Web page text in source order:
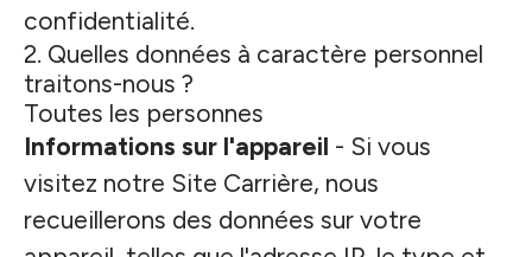
confidentialité.
2. Quelles données à caractère personnel
traitons-nous ?
Toutes les personnes
Informations sur l'appareil - Si vous
visitez notre Site Carrière, nous
recueillerons des données sur votre